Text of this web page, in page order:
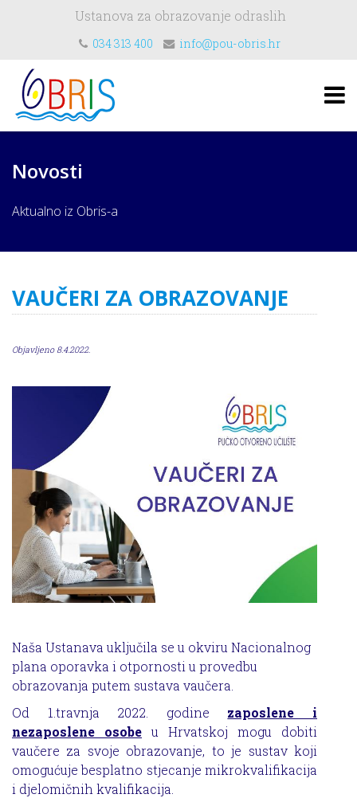
Ustanova za obrazovanje odraslih
034 313 400 info@pou-obris.hr
Novosti
Aktualno iz Obris-a
VAUČERI ZA OBRAZOVANJE
Objavljeno 8.4.2022.
Naša Ustanava uključila se u okviru Nacionalnog
plana oporavka i otpornosti u provedbu
obrazovanja putem sustava vaučera.
Od 1.travnja 2022. godine zaposlene i
nezaposlene osobe u Hrvatskoj mogu dobiti
vaučere za svoje obrazovanje, to je sustav koji
omogućuje besplatno stjecanje mikrokvalifikacija
i djelomičnih kvalifikacija.